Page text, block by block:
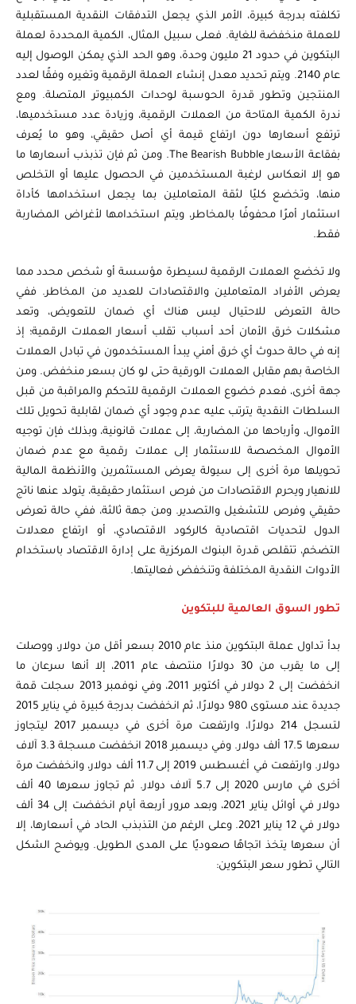
تكلفته بدرجة كبيرة، الأمر الذي يجعل التدفقات النقدية المستقبلية
للعملة منخفضة للغاية. فعلى سبيل المثال، الكمية المحددة لعملة
البتكوين في حدود 21 مليون وحدة، وهو الحد الذي يمكن الوصول إليه
عام 2140. ويتم تحديد معدل إنشاء العملة الرقمية وتغيره وفقًا لعدد
المنتجين وتطور قدرة الحوسبة لوحدات الكمبيوتر المتصلة. ومع
ندرة الكمية المتاحة من العملات الرقمية، وزيادة عدد مستخدميها،
ترتفع أسعارها دون ارتفاع قيمة أي أصل حقيقي، وهو ما يُعرف
بفقاعة الأسعار The Bearish Bubble. ومن ثم فإن تذبذب أسعارها ما
هو إلا انعكاس لرغبة المستخدمين في الحصول عليها أو التخلص
منها، وتخضع كليًا لثقة المتعاملين بما يجعل استخدامها كأداة
استثمار أمرًا محفوفًا بالمخاطر، ويتم استخدامها لأغراض المضاربة
فقط.
ولا تخضع العملات الرقمية لسيطرة مؤسسة أو شخص محدد مما
يعرض الأفراد المتعاملين والاقتصادات للعديد من المخاطر. ففي
حالة التعرض للاحتيال ليس هناك أي ضمان للتعويض، وتعد
مشكلات خرق الأمان أحد أسباب تقلب أسعار العملات الرقمية؛ إذ
إنه في حالة حدوث أي خرق أمني يبدأ المستخدمون في تبادل العملات
الخاصة بهم مقابل العملات الورقية حتى لو كان بسعر منخفض. ومن
جهة أخرى، فعدم خضوع العملات الرقمية للتحكم والمراقبة من قبل
السلطات النقدية يترتب عليه عدم وجود أي ضمان لقابلية تحويل تلك
الأموال، وأرباحها من المضاربة، إلى عملات قانونية، وبذلك فإن توجيه
الأموال المخصصة للاستثمار إلى عملات رقمية مع عدم ضمان
تحويلها مرة أخرى إلى سيولة يعرض المستثمرين والأنظمة المالية
للانهيار ويحرم الاقتصادات من فرص استثمار حقيقية، يتولد عنها ناتج
حقيقي وفرص للتشغيل والتصدير. ومن جهة ثالثة، ففي حالة تعرض
الدول لتحديات اقتصادية كالركود الاقتصادي، أو ارتفاع معدلات
التضخم، تتقلص قدرة البنوك المركزية على إدارة الاقتصاد باستخدام
الأدوات النقدية المختلفة وتنخفض فعاليتها.
تطور السوق العالمية للبتكوين
بدأ تداول عملة البتكوين منذ عام 2010 بسعر أقل من دولار، ووصلت
إلى ما يقرب من 30 دولارًا منتصف عام 2011، إلا أنها سرعان ما
انخفضت إلى 2 دولار في أكتوبر 2011، وفي نوفمبر 2013 سجلت قمة
جديدة عند مستوى 980 دولارًا، ثم انخفضت بدرجة كبيرة في يناير 2015
لتسجل 214 دولارًا، وارتفعت مرة أخرى في ديسمبر 2017 ليتجاوز
سعرها 17.5 ألف دولار. وفي ديسمبر 2018 انخفضت مسجلة 3.3 آلاف
دولار. وارتفعت في أغسطس 2019 إلى 11.7 ألف دولار، وانخفضت مرة
أخرى في مارس 2020 إلى 5.7 آلاف دولار. ثم تجاوز سعرها 40 ألف
دولار في أوائل يناير 2021، وبعد مرور أربعة أيام انخفضت إلى 34 ألف
دولار في 12 يناير 2021. وعلى الرغم من التذبذب الحاد في أسعارها، إلا
أن سعرها يتخذ اتجاهًا صعوديًا على المدى الطويل. ويوضح الشكل
التالي تطور سعر البتكوين: